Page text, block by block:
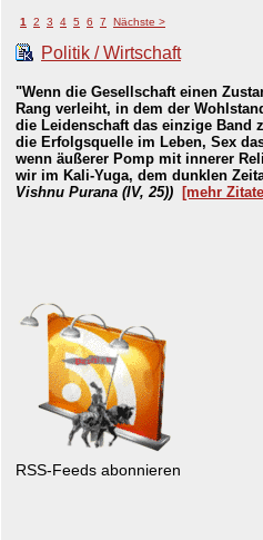
1 2 3 4 5 6 7 Nächste >
Politik / Wirtschaft
"Wenn die Gesellschaft einen
Rang verleiht, in dem der
die Leidenschaft das einzige Band
die Erfolgsquelle im Leben, Sex
wenn äußerer Pomp mit innerer
wir im Kali-Yuga, dem dunklen
Vishnu Purana (IV, 25))
[mehr
RSS-Feeds abonnieren